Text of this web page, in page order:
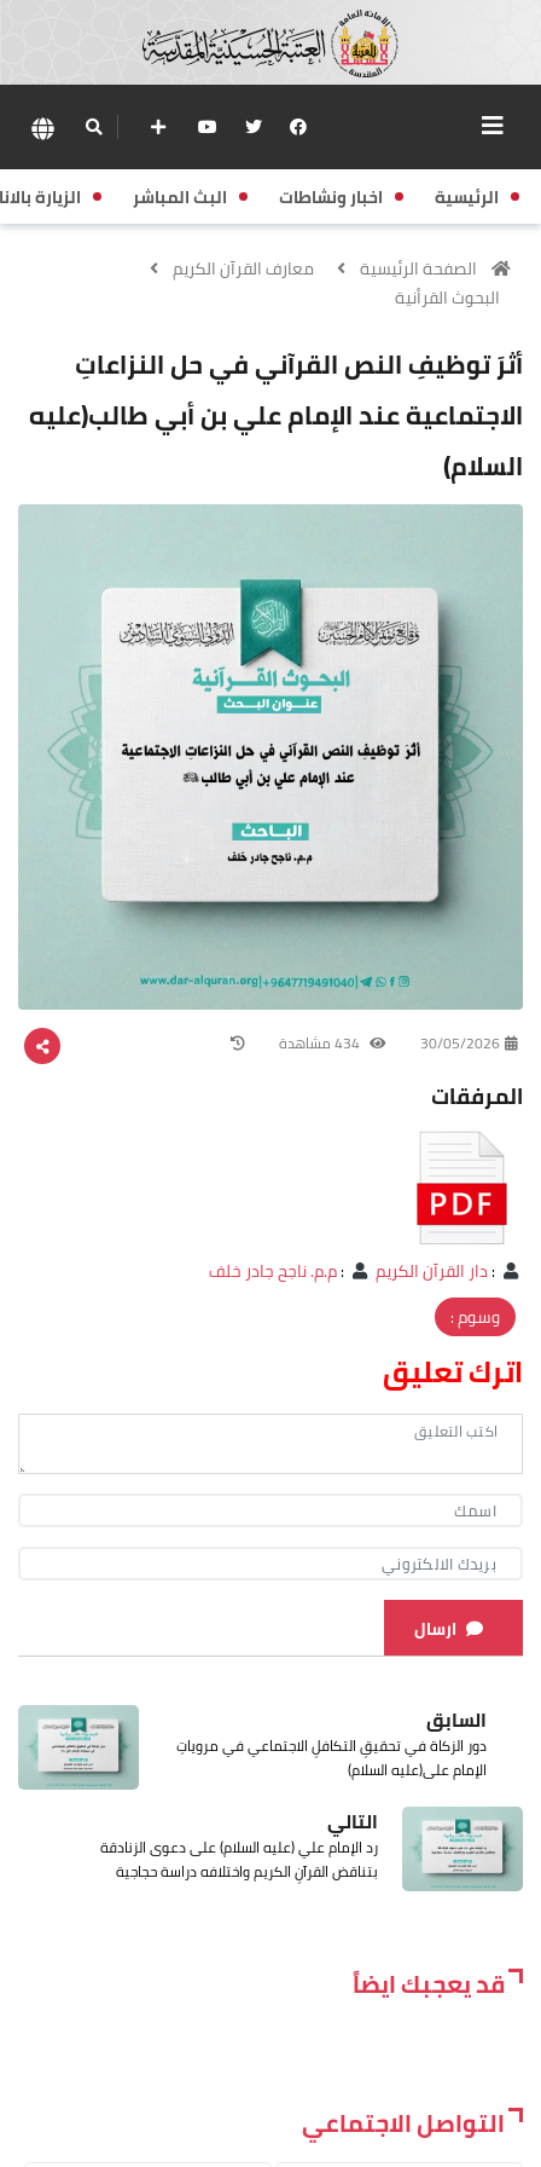
الرئيسية اخبار ونشاطات البث المباشر الزيارة
الصفحة الرئيسية
معارف القرآن الكريم
البحوث القرأنية
أثرَ توظيفِ النص القرآني في حل النزاعاتِ
الاجتماعية عند الإمام علي بن أبي طالب(عليه
السلام)
30/05/2026
المرفقات
:دار القرآن الكريم :م.م. ناجح جادر خلف
وسوم :
اترك تعليق
ارسال
السابق
دور الزكاة في تحقيقِ التكافلِ الاجتماعي في مروياتِ
الإمام على(عليه السلام)
التالي
رد الإمام علي (عليه السلام) على دعوى الزنادقة
بتناقض القرآنِ الكريم واختلافه دراسة حجاجية
قد يعجبك ايضاً
التواصل الاجتماعي